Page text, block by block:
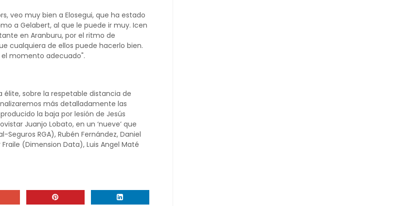
veo muy bien a Elosegui, que ha estado
a Gelabert, al que le puede ir muy. Icen
en Aranburu, por el ritmo de
cualquiera de ellos puede hacerlo bien.
momento adecuado".
élite, sobre la respetable distancia de
más detalladamente las
la baja por lesión de Jesús
Juanjo Lobato, en un ‘nueve’ que
RGA), Rubén Fernández, Daniel
(Dimension Data), Luis Angel Maté